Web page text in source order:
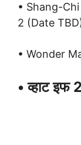
• Shang-
2 (Date
• Wonder
• व्हाट इफ 2